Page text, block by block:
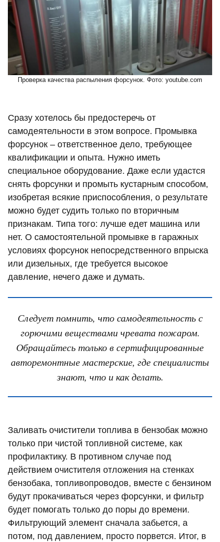
Проверка качества распыления форсунок. Фото: youtube.com
Сразу хотелось бы предостеречь от
самодеятельности в этом вопросе. Промывка
форсунок – ответственное дело, требующее
квалификации и опыта. Нужно иметь
специальное оборудование. Даже если удастся
снять форсунки и промыть кустарным способом,
изобретая всякие приспособления, о результате
можно будет судить только по вторичным
признакам. Типа того: лучше едет машина или
нет. О самостоятельной промывке в гаражных
условиях форсунок непосредственного впрыска
или дизельных, где требуется высокое
давление, нечего даже и думать.
Следует помнить, что самодеятельность с
горючими веществами чревата пожаром.
Обращайтесь только в сертифицированные
авторемонтные мастерские, где специалисты
знают, что и как делать.
Заливать очистители топлива в бензобак можно
только при чистой топливной системе, как
профилактику. В противном случае под
действием очистителя отложения на стенках
бензобака, топливопроводов, вместе с бензином
будут прокачиваться через форсунки, и фильтр
будет помогать только до поры до времени.
Фильтрующий элемент сначала забьется, а
потом, под давлением, просто порвется. Итог, в